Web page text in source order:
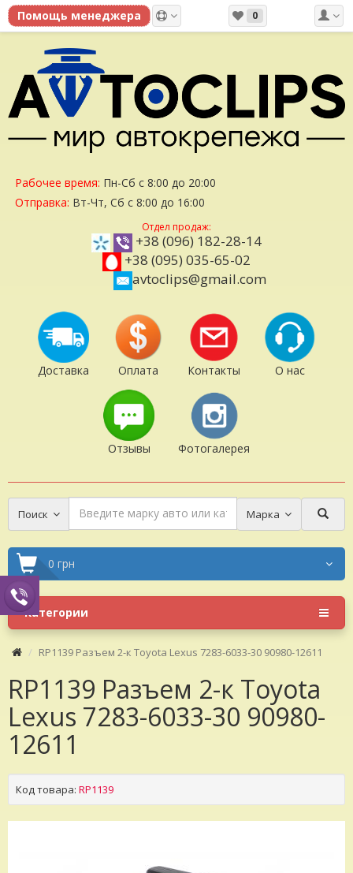
0
Рабочее время: Пн-Сб с 8:00 до 20:00
Отправка: Вт-Чт, Сб с 8:00 до 16:00
Отдел продаж:
+38 (096) 182-28-14
+38 (095) 035-65-02
avtoclips@gmail.com
Доставка Оплата Контакты О нас
Отзывы Фотогалерея
Поиск Марка
0 грн
Категории
RP1139 Разъем 2-к Toyota Lexus 7283-6033-30 90980-12611
RP1139 Разъем 2-к Toyota
Lexus 7283-6033-30 90980-
12611
Код товара: RP1139